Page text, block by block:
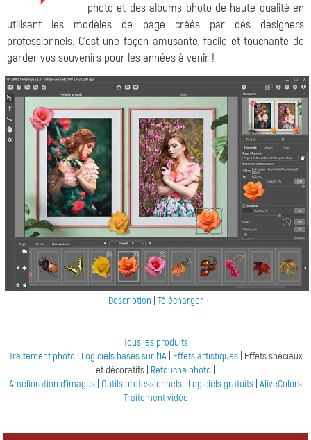
photo et des albums photo de haute qualité en
utilisant les modèles de page créés par des designers
professionnels. C'est une façon amusante, facile et touchante de
garder vos souvenirs pour les années à venir !
Description Télécharger
Tous les produits
Traitement photo : Logiciels basés sur l'IA Effets artistiques | Effets spéciaux
et décoratifs | Retouche photo
Amélioration d'images Outils professionnels Logiciels gratuits AliveColors
Traitement vidéo